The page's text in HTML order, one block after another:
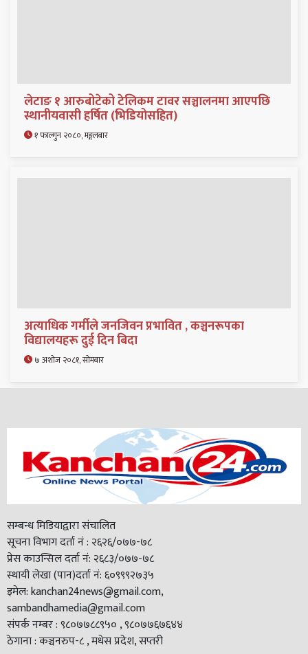
लेटाङ १ आरुबोटेको टेलिकम टावर सञ्चालनमा आएपछि
स्थानीयवासी हर्षित (भिडियोसहित)
१ फाल्गुन २०८०, मङ्गलबार
अत्याधिक गर्मीले जनजिवन प्रभावित , कञ्चनरूपका
विद्यालयहरू दुई दिन बिदा
७ अशोज २०८१, सोमबार
सम्बन्ध मिडियाद्वारा संचालित
सूचना विभाग दर्ता नं : २६२६/०७७-७८
प्रेस काउन्सिल दर्ता नं: २६८३/०७७-७८
स्थायी लेखा (पान)दर्ता नं: ६०९९९२७३५
इमेल: kanchan24news@gmail.com,
sambandhamedia@gmail.com
संपर्क नम्बर : ९८०७७८८९५० , ९८०७७६७६४४
ठेगाना : कञ्चनरुप-८ , मधेस प्रदेश, सप्तरी